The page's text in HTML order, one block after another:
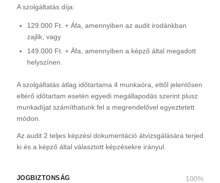
A szolgáltatás díja:
129.000 Ft. + Áfa, amennyiben az audit irodánkban
zajlik, vagy
149.000 Ft. + Áfa, amennyiben a képző által megadott
helyszínen.
A szolgáltatás átlag időtartama 4 munkaóra, ettől jelentősen
eltérő időtartam esetén egyedi megállapodás szerint plusz
munkadíjat számíthatunk fel a megrendelővel egyeztetett
módon.
Az audit 2 teljes képzési dokumentáció átvizsgálására terjed
ki és a képző által választott képzésekre irányul.
JOGBIZTONSÁG 100%